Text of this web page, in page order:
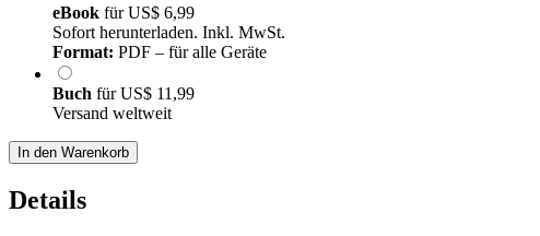
eBook fürUS$ 6,99
Sofort herunterladen. Inkl. MwSt.
Format: PDF – für alle Geräte
Buch fürUS$ 11,99
Versand weltweit
In den Warenkorb
Details